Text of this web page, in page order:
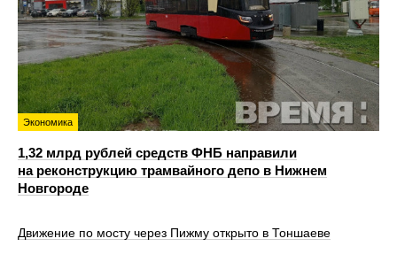
Экономика
1,32 млрд рублей средств ФНБ направили
на реконструкцию трамвайного депо в Нижнем
Новгороде
Движение по мосту через Пижму открыто в Тоншаеве